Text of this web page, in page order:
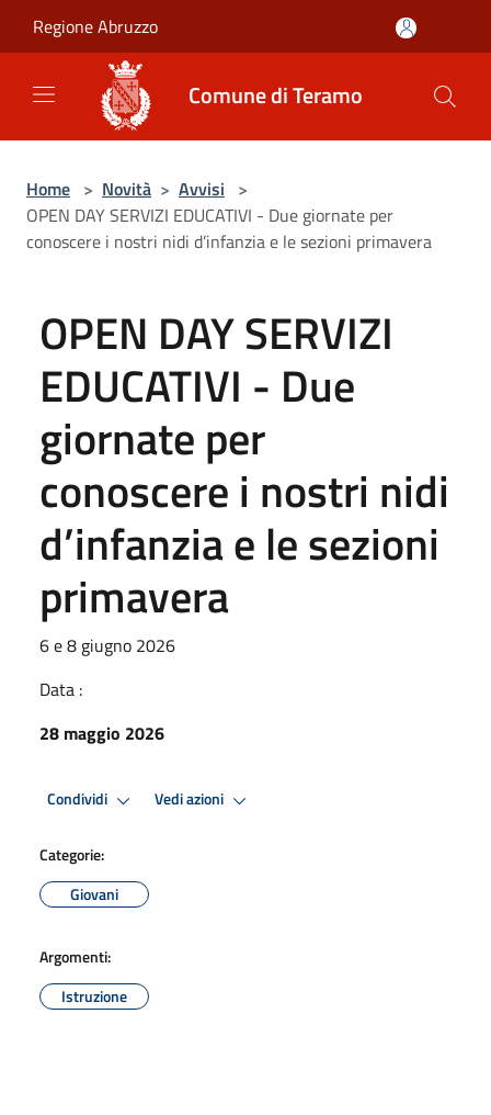
Regione Abruzzo
Comune di Teramo
Home > Novità > Avvisi >
OPEN DAY SERVIZI EDUCATIVI - Due giornate per
conoscere i nostri nidi d’infanzia e le sezioni primavera
OPEN DAY SERVIZI
EDUCATIVI - Due
giornate per
conoscere i nostri nidi
d’infanzia e le sezioni
primavera
6 e 8 giugno 2026
Data :
28 maggio 2026
Condividi Vedi azioni
Categorie:
Giovani
Argomenti:
Istruzione